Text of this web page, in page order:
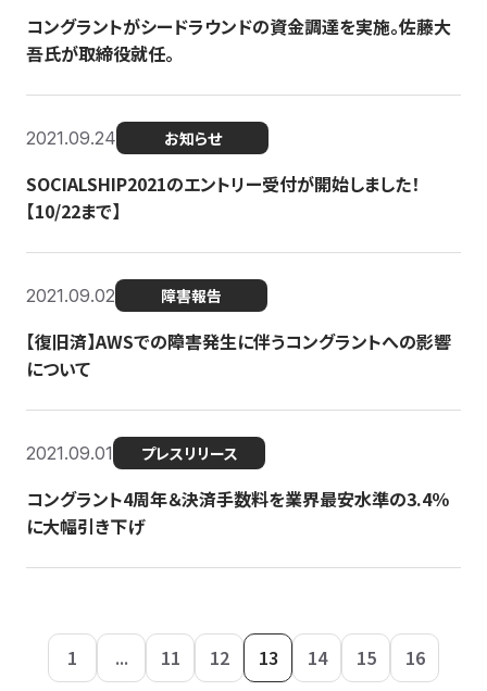
コングラントがシードラウンドの資金調達を実施。佐藤大
吾氏が取締役就任。
2021.09.24 お知らせ
SOCIALSHIP2021のエントリー受付が開始しました！
【10/22まで】
2021.09.02 障害報告
【復旧済】AWSでの障害発生に伴うコングラントへの影響
について
2021.09.01 プレスリリース
コングラント4周年＆決済手数料を業界最安水準の3.4％
に大幅引き下げ
1 ... 11 12 13 14 15 16